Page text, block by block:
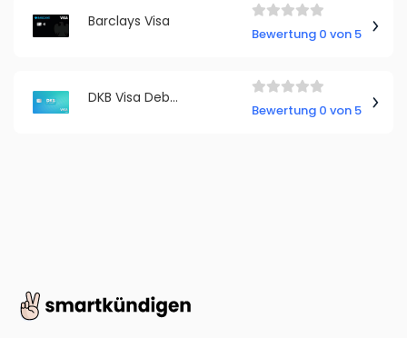
Barclays Visa
Bewertung 0 von 5
DKB Visa Debitkarte
Bewertung 0 von 5